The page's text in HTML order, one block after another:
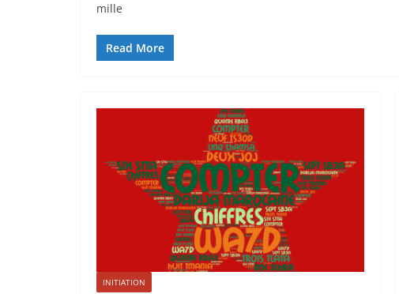
mille
Read More
INITIATION